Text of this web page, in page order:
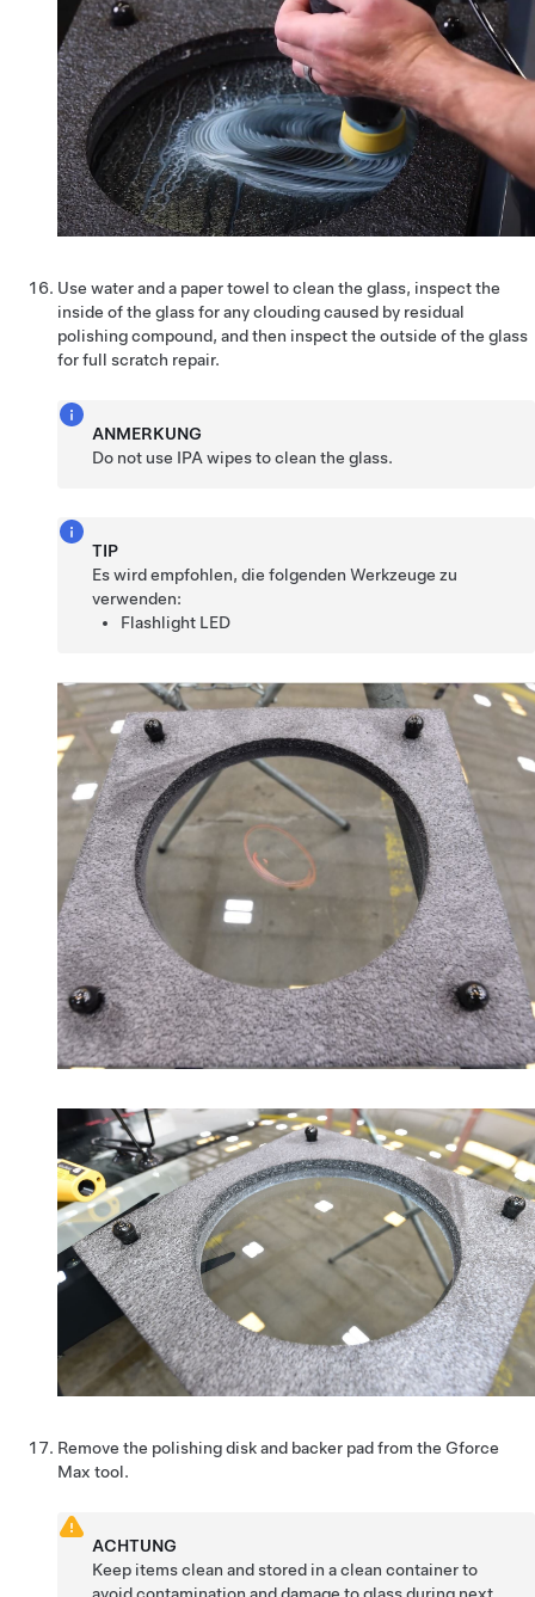
Use water and a paper towel to clean the glass, inspect the
inside of the glass for any clouding caused by residual
polishing compound, and then inspect the outside of the glass
for full scratch repair.
ANMERKUNG
Do not use IPA wipes to clean the glass.
TIP
Es wird empfohlen, die folgenden Werkzeuge zu
verwenden:
Flashlight LED
Remove the polishing disk and backer pad from the Gforce
Max tool.
ACHTUNG
Keep items clean and stored in a clean container to